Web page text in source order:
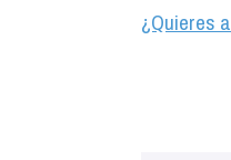
¿Quieres